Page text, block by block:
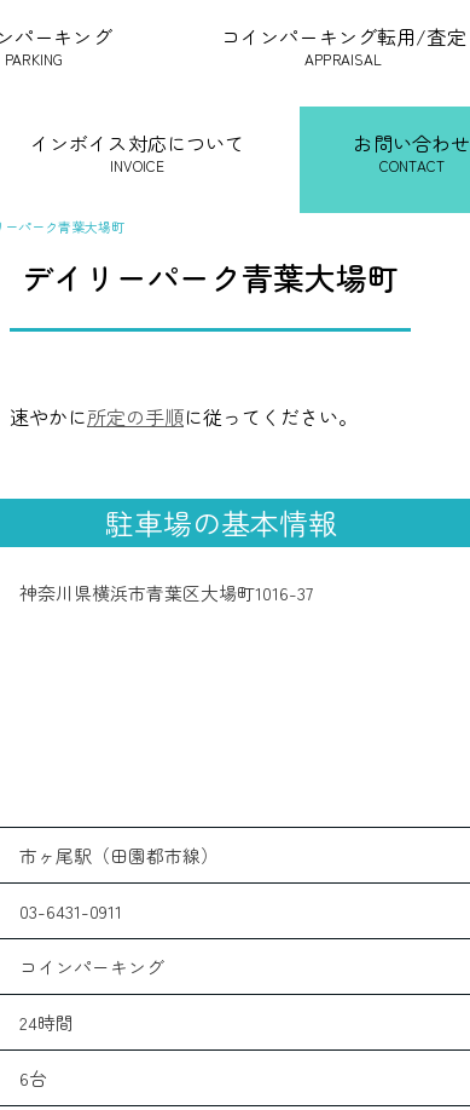
パーキング
PARKING
コインパーキング転用/査定
APPRAISAL
インボイス対応について
INVOICE
お問い合わせ
CONTACT
ーパーク青葉大場町
デイリーパーク青葉大場町
速やかに所定の手順に従ってください。
駐車場の基本情報
神奈川県横浜市青葉区大場町1016-37
市ヶ尾駅（田園都市線）
03-6431-0911
コインパーキング
24時間
6台